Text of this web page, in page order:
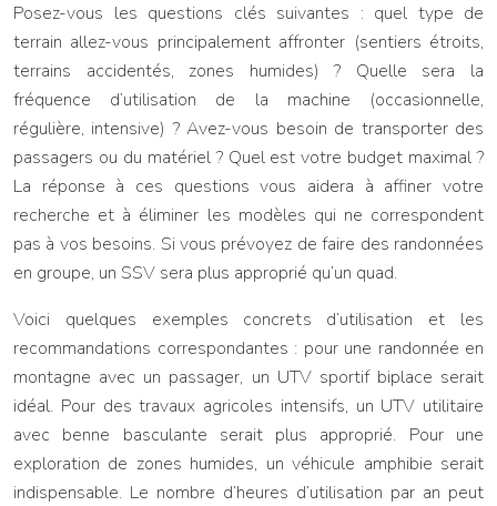
Posez-vous les questions clés suivantes : quel type de
terrain allez-vous principalement affronter (sentiers étroits,
terrains accidentés, zones humides) ? Quelle sera la
fréquence d’utilisation de la machine (occasionnelle,
régulière, intensive) ? Avez-vous besoin de transporter des
passagers ou du matériel ? Quel est votre budget maximal ?
La réponse à ces questions vous aidera à affiner votre
recherche et à éliminer les modèles qui ne correspondent
pas à vos besoins. Si vous prévoyez de faire des randonnées
en groupe, un SSV sera plus approprié qu’un quad.
Voici quelques exemples concrets d’utilisation et les
recommandations correspondantes : pour une randonnée en
montagne avec un passager, un UTV sportif biplace serait
idéal. Pour des travaux agricoles intensifs, un UTV utilitaire
avec benne basculante serait plus approprié. Pour une
exploration de zones humides, un véhicule amphibie serait
indispensable. Le nombre d’heures d’utilisation par an peut